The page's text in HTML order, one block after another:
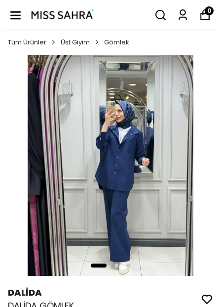
0
Tüm Ürünler Üst Giyim Gömlek
DALİDA